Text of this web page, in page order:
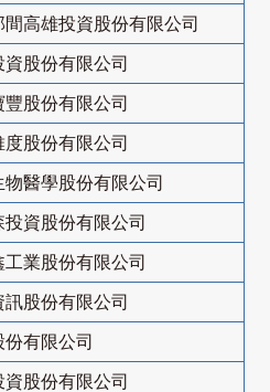
間高雄投資股份有限公司
資股份有限公司
豐股份有限公司
度股份有限公司
物醫學股份有限公司
投資股份有限公司
工業股份有限公司
訊股份有限公司
有限公司
資股份有限公司